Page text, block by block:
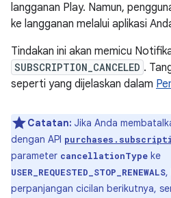
langganan Play. Namun,
ke langganan melalui aplikasi
Tindakan ini akan memicu
SUBSCRIPTION_CANCELED .
seperti yang dijelaskan dalam
Catatan: Jika Anda
dengan API
parameter cancellationType ke
USER_REQUESTED_STOP_RENEWALS,
perpanjangan cicilan berikutnya,